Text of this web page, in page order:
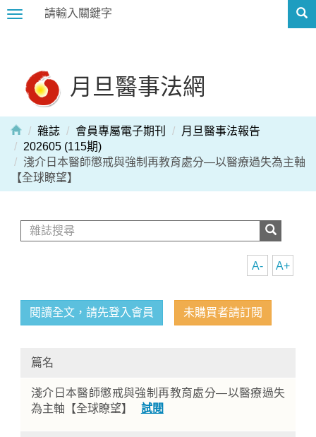
Toggle
月旦醫事法網
雜誌 會員專屬電子期刊
月旦醫事法報告
202605 (115期)
淺介日本醫師懲戒與強制再教育處分—以醫療過失為主軸
【全球瞭望】
A+
A-
閱讀全文，請先登入會員 未購買者請訂閱
篇名
淺介日本醫師懲戒與強制再教育處分—以醫療過失
為主軸【全球瞭望】 試閱